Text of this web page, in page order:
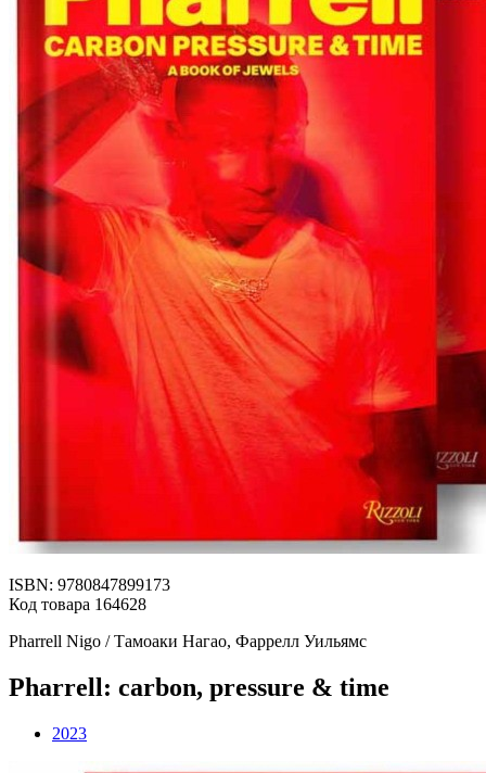
ISBN: 9780847899173
Код товара 164628
Pharrell Nigo / Тамоаки Нагао, Фаррелл Уильямс
Pharrell: carbon, pressure & time
2023